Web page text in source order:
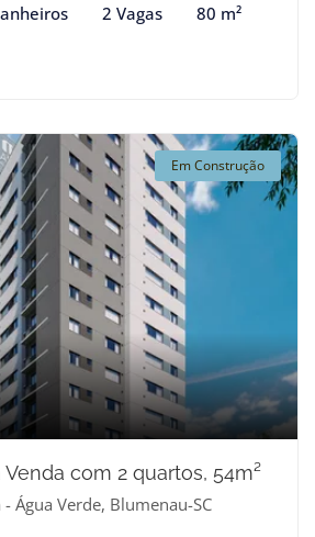
2 Vagas 80 m²
Em Construção
com 2 quartos, 54m²
Água Verde, Blumenau-SC